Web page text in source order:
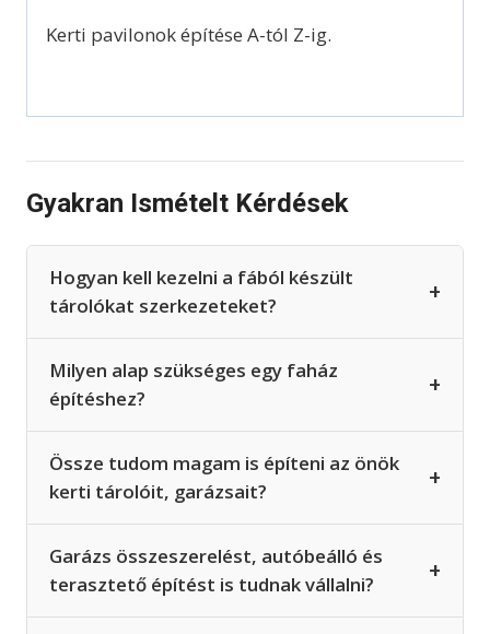
Kerti pavilonok építése A-tól Z-ig.
Gyakran Ismételt Kérdések
Hogyan kell kezelni a fából készült
tárolókat szerkezeteket?
+
Milyen alap szükséges egy faház
építéshez?
+
Össze tudom magam is építeni az önök
kerti tárolóit, garázsait?
+
Garázs összeszerelést, autóbeálló és
terasztető építést is tudnak vállalni?
+